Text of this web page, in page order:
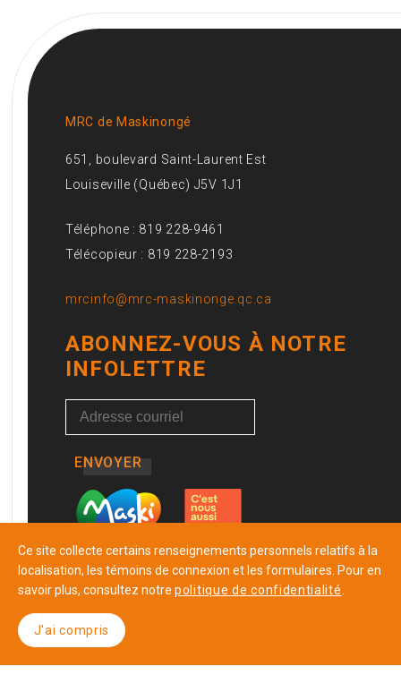
MRC de Maskinongé
651, boulevard Saint-Laurent Est
Louiseville (Québec) J5V 1J1
Téléphone : 819 228-9461
Télécopieur : 819 228-2193
mrcinfo@mrc-maskinonge.qc.ca
ABONNEZ-VOUS À NOTRE
INFOLETTRE
ENVOYER
Ce site collecte certains renseignements personnels relatifs à la
localisation, les témoins de connexion et les formulaires. Pour en
savoir plus, consultez notre politique de confidentialité
J'ai compris